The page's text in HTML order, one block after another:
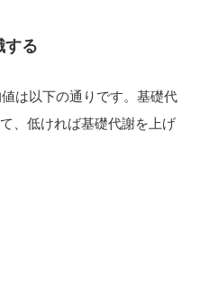
する
は以下の通りです。基礎代
、低ければ基礎代謝を上げ